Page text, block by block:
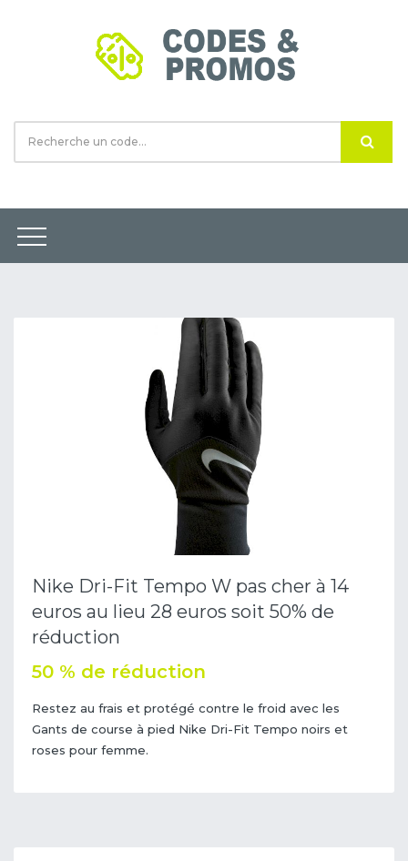
Nike Dri-Fit Tempo W pas cher à 14
euros au lieu 28 euros soit 50% de
réduction
50 % de réduction
Restez au frais et protégé contre le froid avec les
Gants de course à pied Nike Dri-Fit Tempo noirs et
roses pour femme.